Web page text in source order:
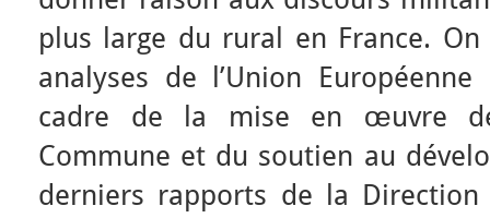
plus large du rural en France.
analyses de l’Union
cadre de la mise en œuvre
Commune et du soutien au
derniers rapports de la Direction